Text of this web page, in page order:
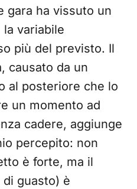
gara ha vissuto un
variabile
più del previsto. Il
causato da un
al posteriore che lo
un momento ad
cadere, aggiunge
percepito: non
è forte, ma il
guasto) è